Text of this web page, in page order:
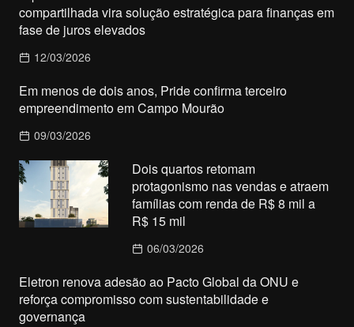
compartilhada vira solução estratégica para finanças em
fase de juros elevados
12/03/2026
Em menos de dois anos, Pride confirma terceiro
empreendimento em Campo Mourão
09/03/2026
Dois quartos retomam
protagonismo nas vendas e atraem
famílias com renda de R$ 8 mil a
R$ 15 mil
06/03/2026
Eletron renova adesão ao Pacto Global da ONU e
reforça compromisso com sustentabilidade e
governança